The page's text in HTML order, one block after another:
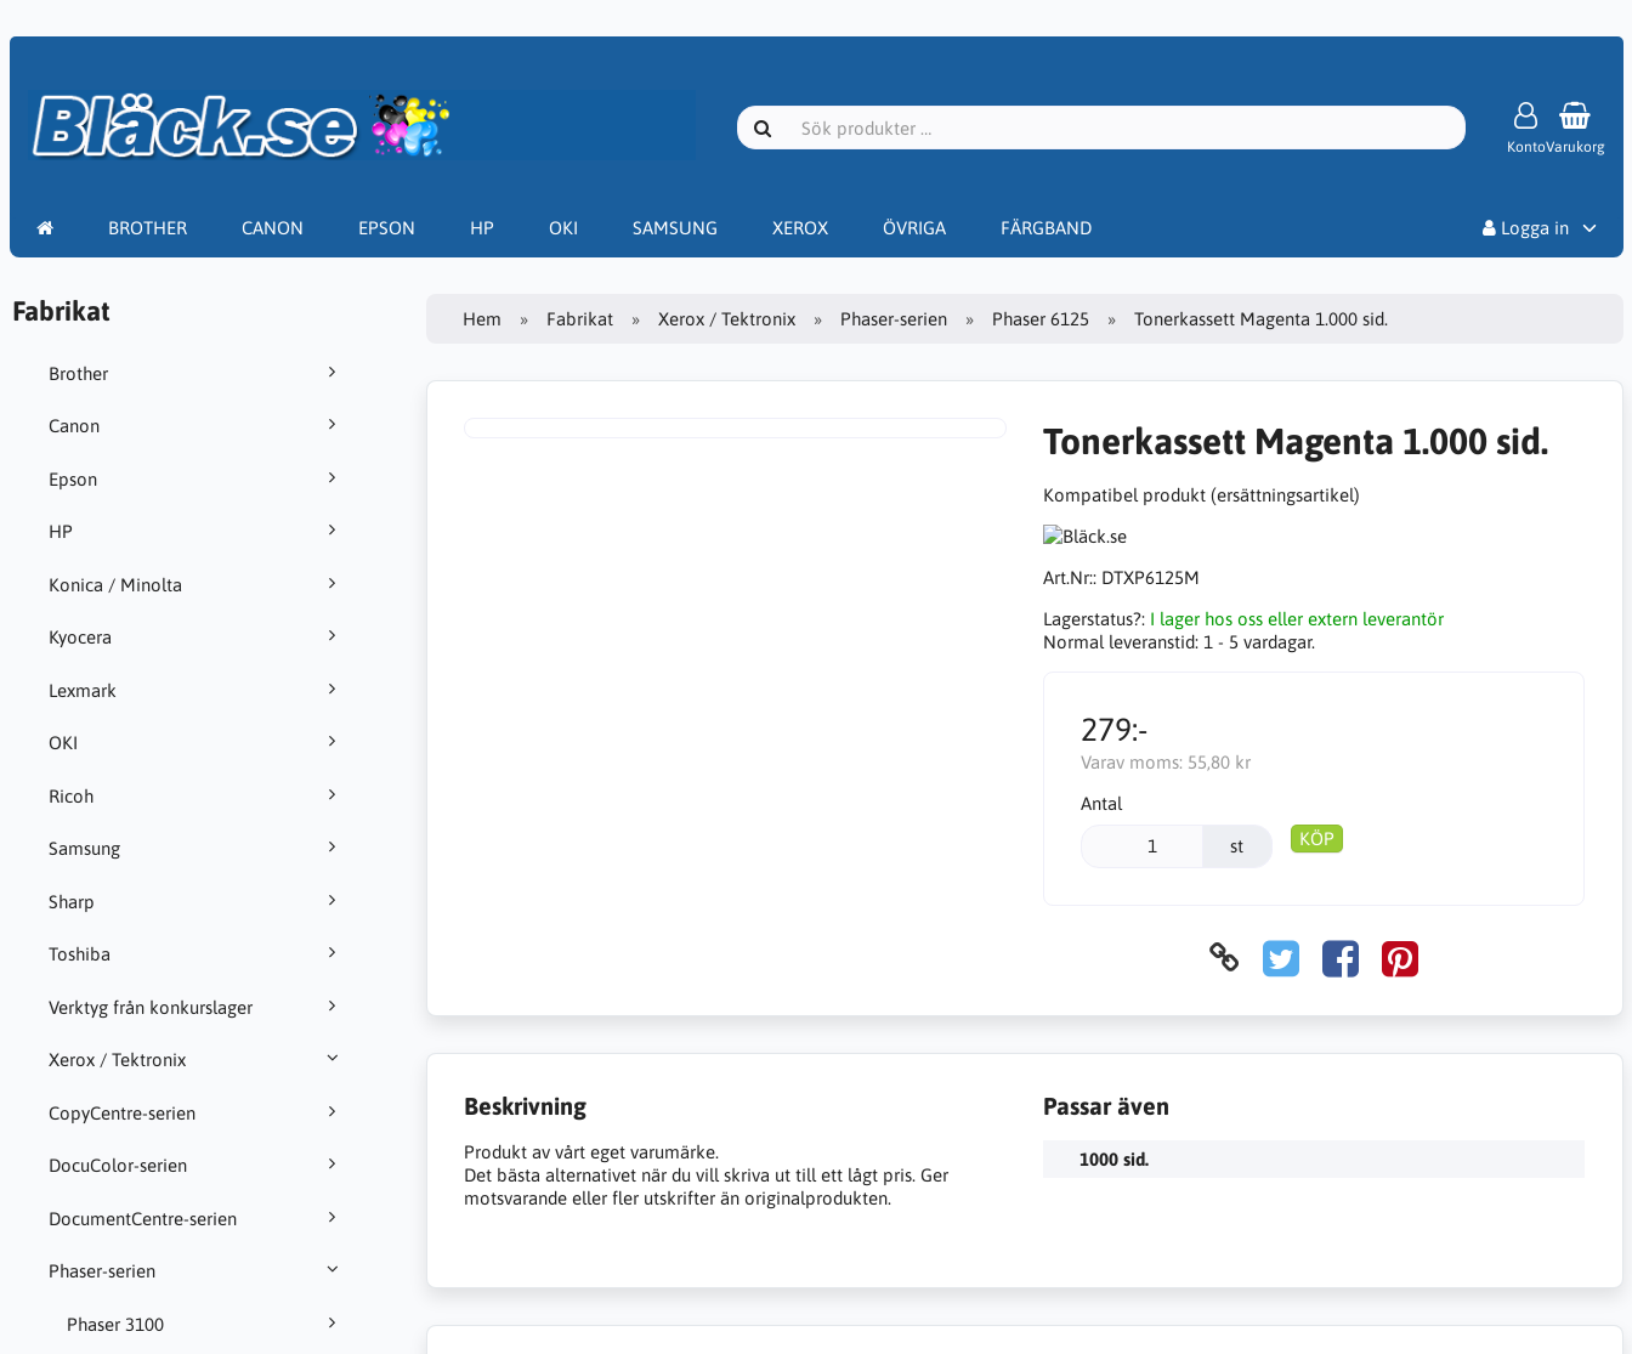
KontoVarukorg
BROTHER CANON EPSON HP OKI SAMSUNG XEROX ÖVRIGA FÄRGBAND
Logga in
Fabrikat
Brother
Canon
Epson
HP
Konica / Minolta
Kyocera
Lexmark
OKI
Ricoh
Samsung
Sharp
Toshiba
Verktyg från konkurslager
Xerox / Tektronix
CopyCentre-serien
DocuColor-serien
DocumentCentre-serien
Phaser-serien
Phaser 3100
Hem Fabrikat Xerox / Tektronix Phaser-serien Phaser 6125 Tonerkassett Magenta 1.000 sid.
Tonerkassett Magenta 1.000 sid.
Kompatibel produkt (ersättningsartikel)
Art.Nr:: DTXP6125M
Lagerstatus?: I lager hos oss eller extern leverantör
Normal leveranstid: 1 - 5 vardagar.
279:-
Varav moms: 55,80 kr
Antal
st KÖP
Beskrivning
Produkt av vårt eget varumärke.
Det bästa alternativet när du vill skriva ut till ett lågt pris. Ger
motsvarande eller fler utskrifter än originalprodukten.
Passar även
1000 sid.